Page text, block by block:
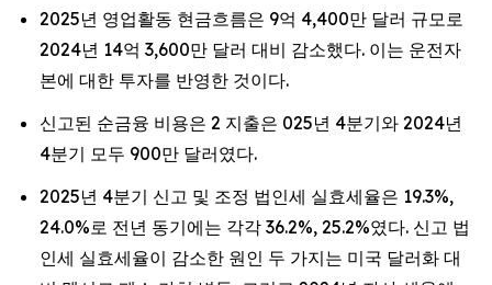
2025년 영업활동 현금흐름은 9억 4,400만 달러 규모로
2024년 14억 3,600만 달러 대비 감소했다. 이는 운전자
본에 대한 투자를 반영한 것이다.
신고된 순금융 비용은 2 지출은 025년 4분기와 2024년
4분기 모두 900만 달러였다.
2025년 4분기 신고 및 조정 법인세 실효세율은 19.3%,
24.0%로 전년 동기에는 각각 36.2%, 25.2%였다. 신고 법
인세 실효세율이 감소한 원인 두 가지는 미국 달러화 대